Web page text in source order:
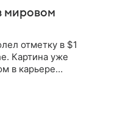
мировом
отметку в $1
Картина уже
в карьере